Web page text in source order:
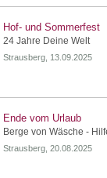
Hof- und Sommerfest
24 Jahre Deine Welt
Strausberg, 13.09.2025
Ende vom Urlaub
Berge von Wäsche -
Strausberg, 20.08.2025